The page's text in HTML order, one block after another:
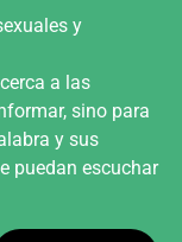
y
a las
sino para
y sus
puedan escuchar